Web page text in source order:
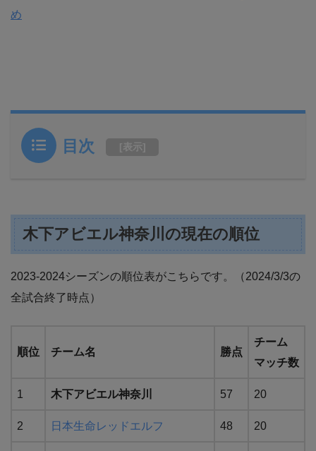
め
目次 [表示]
木下アビエル神奈川の現在の順位
2023-2024シーズンの順位表がこちらです。（2024/3/3の
全試合終了時点）
順位 チーム名 勝点
チーム
マッチ数
1 木下アビエル神奈川 57 20
2 日本生命レッドエルフ 48 20